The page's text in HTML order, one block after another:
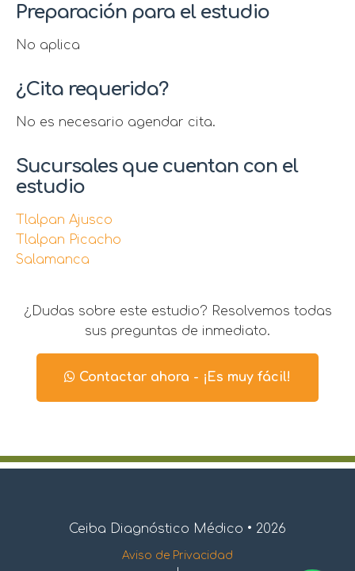
Preparación para el estudio
No aplica
¿Cita requerida?
No es necesario agendar cita.
Sucursales que cuentan con el
estudio
Tlalpan Ajusco
Tlalpan Picacho
Salamanca
¿Dudas sobre este estudio? Resolvemos todas
sus preguntas de inmediato.
Contactar ahora - ¡Es muy fácil!
Ceiba Diagnóstico Médico • 2026
Aviso de Privacidad